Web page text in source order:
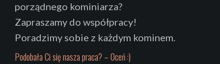
porządnego kominiarza?
Zapraszamy do współpracy!
Poradzimy sobie z każdym kominem.
Podobała Ci się nasza praca? – Oceń :)